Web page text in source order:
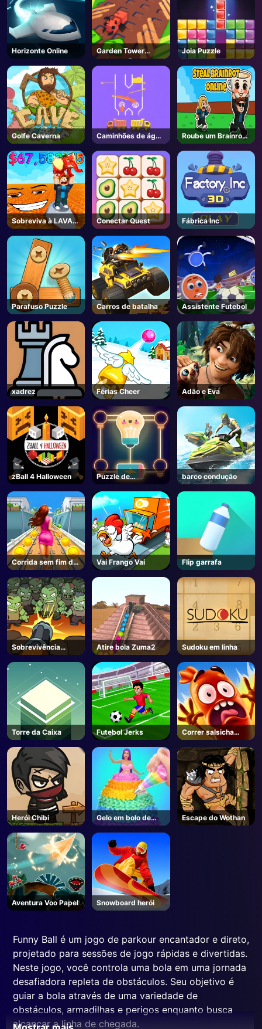
Horizonte Online
Garden Tower
Defense 🌻 - Roblox
Joia Puzzle
Golfe Caverna
Caminhões de água
de cor
Roube um Brainrot-
Unblocked Online
Sobreviva à LAVA
para Brainrots! -
Roblox
Conectar Quest Fábrica Inc
Parafuso Puzzle Carros de batalha Assistente Futebol
xadrez Férias Cheer Adão e Eva
zBall 4 Halloween
Puzzle de
iluminação
barco condução
Corrida sem fim do
metrô
Vai Frango Vai Flip garrafa
Sobrevivência
Zombie
Atire bola Zuma2 Sudoku em linha
Torre da Caixa Futebol Jerks
Correr salsicha
Correr
Herói Chibi
Gelo em bolo de
boneca
Escape do Wothan
Aventura Voo Papel Snowboard herói
Funny Ball é um jogo de parkour encantador e direto,
projetado para sessões de jogo rápidas e divertidas.
Neste jogo, você controla uma bola em uma jornada
desafiadora repleta de obstáculos. Seu objetivo é
guiar a bola através de uma variedade de
obstáculos, armadilhas e perigos enquanto busca
alcançar a linha de chegada.